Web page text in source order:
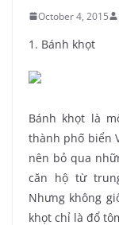
October 4, 2015
1. Bánh khọt
Bánh khọt là
thành phố biển
nên bỏ qua
căn hộ từ
Nhưng không
khọt chỉ là đổ